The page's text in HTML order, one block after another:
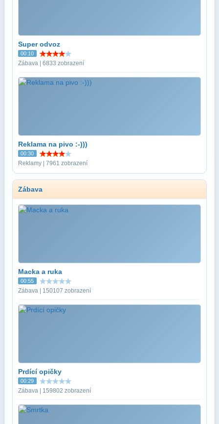
Super odvoz
00:10
Zábava | 6833 zobrazení
Reklama na pivo :-)))
00:30
Reklamy | 7961 zobrazení
Zábava
Macka a ruka
00:55
Zábava | 150107 zobrazení
Prdící opičky
00:29
Zábava | 159802 zobrazení